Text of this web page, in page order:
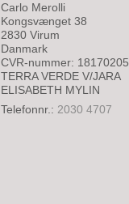
Carlo Merolli
Kongsvænget 38
2830 Virum
Danmark
CVR-nummer: 18170205
TERRA VERDE V/JARA
ELISABETH MYLIN
Telefonnr.: 2030 4707